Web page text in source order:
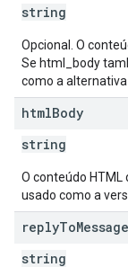
string
Opcional. O
Se html_body
como a
htmlBody
string
O conteúdo HTML
usado como a
replyToMessage
string